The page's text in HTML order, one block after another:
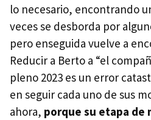
lo necesario, encontrando
veces se desborda por
pero enseguida vuelve a
Reducir a Berto a “el
pleno 2023 es un error
en seguir cada uno de sus
ahora, porque su etapa de